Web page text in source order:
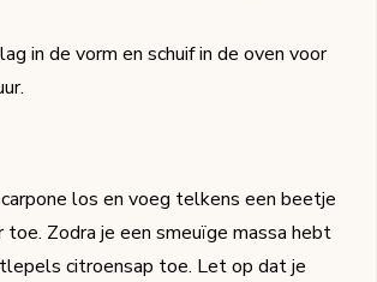
in de vorm en schuif in de oven voor
los en voeg telkens een beetje
toe. Zodra je een smeuïge massa hebt
citroensap toe. Let op dat je